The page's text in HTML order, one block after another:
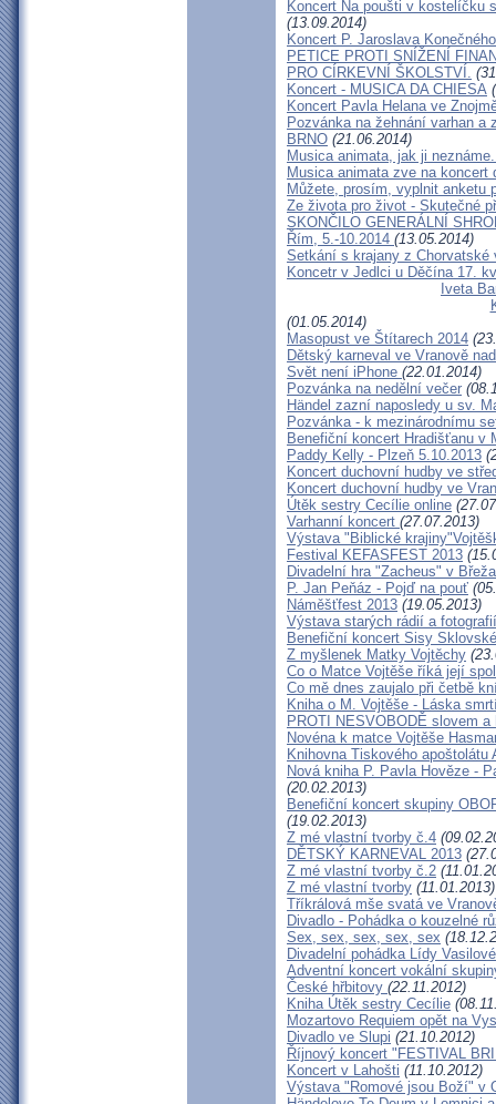
Koncert Na poušti v kostelíčku
(13.09.2014)
Koncert P. Jaroslava
PETICE PROTI SNÍŽENÍ
PRO CÍRKEVNÍ ŠKOLSTVÍ.
Koncert - MUSICA DA CHIESA
Koncert Pavla Helana ve
Pozvánka na žehnání varhan a
BRNO (21.06.2014)
Musica animata, jak ji
Musica animata zve na
Můžete, prosím, vyplnit anketu
Ze života pro život - Skutečné
SKONČILO GENERÁLNÍ
Řím, 5.-10.2014 (13.05.2014)
Setkání s krajany z Chorvatské
Koncetr v Jedlci u Děčína 17.
Iveta
(01.05.2014)
Masopust ve Štítarech 2014
Dětský karneval ve Vranově
Svět není iPhone (22.01.2014)
Pozvánka na nedělní večer
Händel zazní naposledy u sv.
Pozvánka - k mezinárodnímu
Benefiční koncert Hradišťanu v
Paddy Kelly - Plzeň 5.10.2013
Koncert duchovní hudby ve
Koncert duchovní hudby ve
Útěk sestry Cecílie online
Varhanní koncert (27.07.2013)
Výstava "Biblické
Festival KEFASFEST 2013
Divadelní hra "Zacheus" v
P. Jan Peňáz - Pojď na pouť
Náměšťfest 2013 (19.05.2013)
Výstava starých rádií a
Benefiční koncert Sisy
Z myšlenek Matky Vojtěchy
Co o Matce Vojtěše říká její
Co mě dnes zaujalo při četbě
Kniha o M. Vojtěše - Láska
PROTI NESVOBODĚ slovem a
Novéna k matce Vojtěše
Knihovna Tiskového apoštolátu
Nová kniha P. Pavla Hověze -
(20.02.2013)
Benefiční koncert skupiny
(19.02.2013)
Z mé vlastní tvorby č.4
DĚTSKÝ KARNEVAL 2013
Z mé vlastní tvorby č.2
Z mé vlastní tvorby (11.01.2013)
Tříkrálová mše svatá ve
Divadlo - Pohádka o kouzelné
Sex, sex, sex, sex, sex
Divadelní pohádka Lídy
Adventní koncert vokální
České hřbitovy (22.11.2012)
Kniha Útěk sestry Cecílie
Mozartovo Requiem opět na
Divadlo ve Slupi (21.10.2012)
Říjnový koncert "FESTIVAL
Koncert v Lahošti (11.10.2012)
Výstava "Romové jsou Boží" v